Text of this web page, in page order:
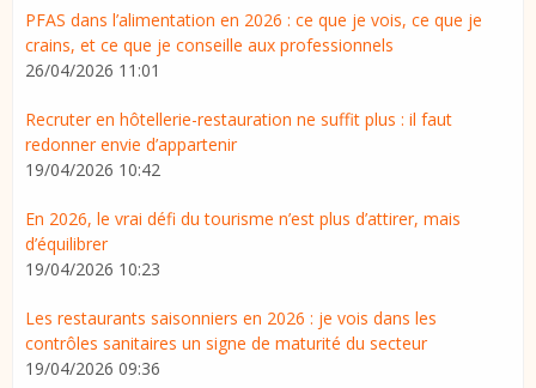
PFAS dans l’alimentation en 2026 : ce que je vois, ce que je
crains, et ce que je conseille aux professionnels
26/04/2026 11:01
Recruter en hôtellerie-restauration ne suffit plus : il faut
redonner envie d’appartenir
19/04/2026 10:42
En 2026, le vrai défi du tourisme n’est plus d’attirer, mais
d’équilibrer
19/04/2026 10:23
Les restaurants saisonniers en 2026 : je vois dans les
contrôles sanitaires un signe de maturité du secteur
19/04/2026 09:36